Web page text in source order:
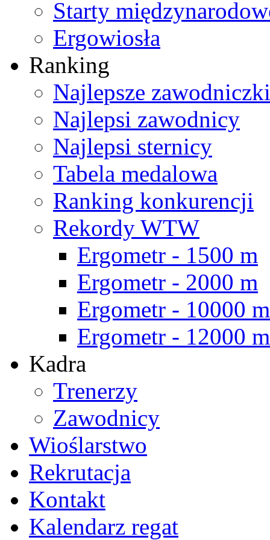
Starty
Ergowiosła
Ranking
Najlepsze zawodniczki
Najlepsi zawodnicy
Najlepsi sternicy
Tabela medalowa
Ranking konkurencji
Rekordy WTW
Ergometr - 1500 m
Ergometr - 2000 m
Ergometr - 10000 m
Ergometr - 12000 m
Kadra
Trenerzy
Zawodnicy
Wioślarstwo
Rekrutacja
Kontakt
Kalendarz regat